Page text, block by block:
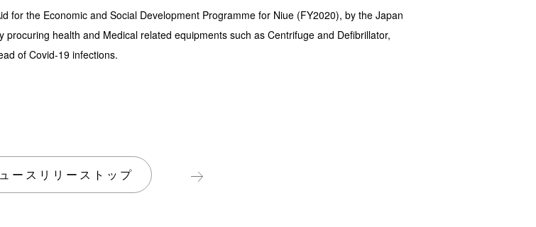
for the Economic and Social Development Programme for Niue (FY2020), by the Japan
health and Medical related equipments such as Centrifuge and Defibrillator,
of Covid-19 infections.
ースリリーストップ